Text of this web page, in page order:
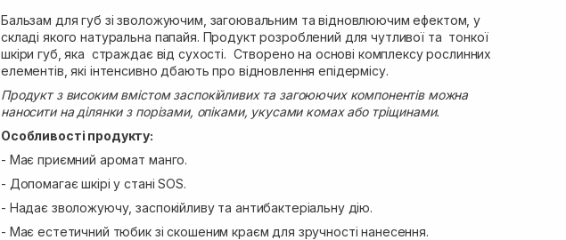
Бальзам для губ зі зволожуючим, загоювальним та відновлюючим ефектом, у
складі якого натуральна папайя. Продукт розроблений для чутливої та ​​тонкої
шкіри губ, яка страждає від сухості. Створено на основі комплексу рослинних
елементів, які інтенсивно дбають про відновлення епідермісу.
Продукт з високим вмістом заспокійливих та загоюючих компонентів можна
наносити на ділянки з порізами, опіками, укусами комах або тріщинами.
Особливості продукту:
- Має приємний аромат манго.
- Допомагає шкірі у стані SOS.
- Надає зволожуючу, заспокійливу та антибактеріальну дію.
- Має естетичний тюбик зі скошеним краєм для зручності нанесення.